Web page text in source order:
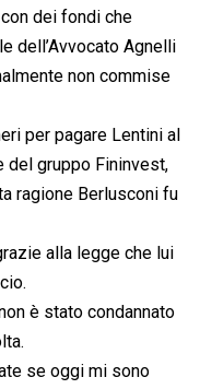
dei fondi che
dell’Avvocato Agnelli
non commise
per pagare Lentini al
del gruppo Fininvest,
ragione Berlusconi fu
alla legge che lui
è stato condannato
se oggi mi sono